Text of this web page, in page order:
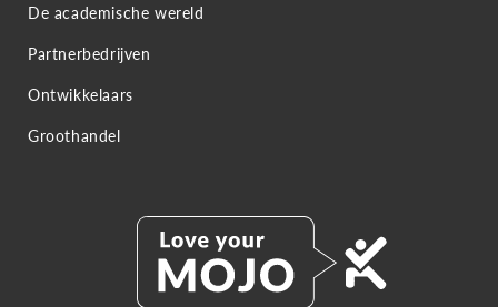
De academische wereld
Partnerbedrijven
Ontwikkelaars
Groothandel